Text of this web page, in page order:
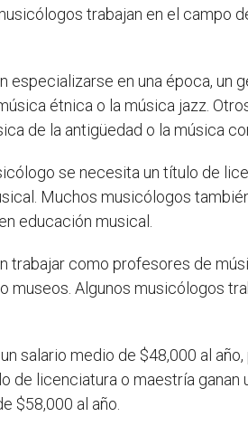
trabajan en el campo
especializarse en una época, un
étnica o la música jazz.
de la antigüedad o la música
se necesita un título de
Muchos musicólogos
educación musical.
trabajar como profesores de
museos. Algunos musicólogos
salario medio de $48,000 al
de licenciatura o maestría
$58,000 al año.